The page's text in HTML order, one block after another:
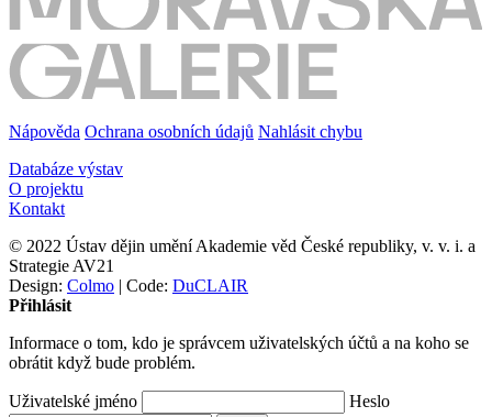
Nápověda Ochrana osobních údajů Nahlásit chybu
Databáze výstav
O projektu
Kontakt
© 2022 Ústav dějin umění Akademie věd České republiky, v. v. i. a
Strategie AV21
Design: Colmo | Code: DuCLAIR
Přihlásit
Informace o tom, kdo je správcem uživatelských účtů a na koho se
obrátit když bude problém.
Uživatelské jméno Heslo